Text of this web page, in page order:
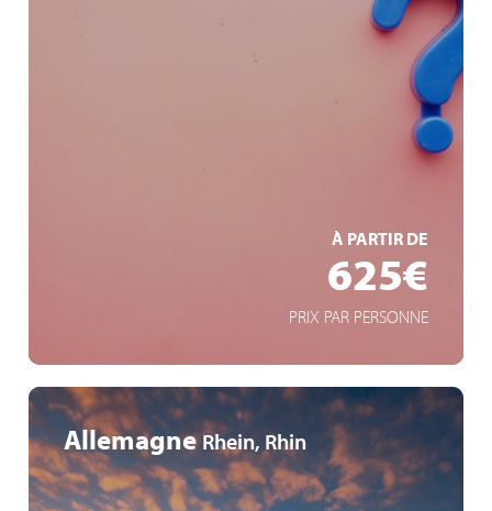
À PARTIR DE
625€
PRIX PAR PERSONNE
Allemagne Rhein, Rhin